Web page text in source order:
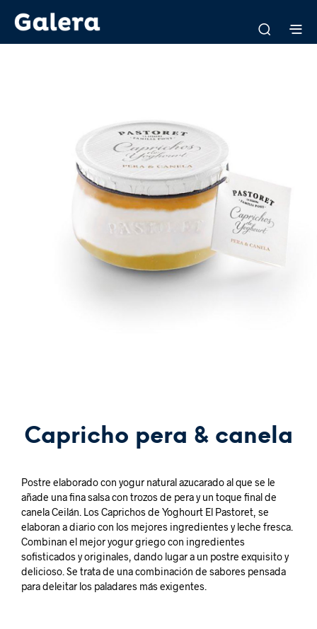
Capricho pera & canela
Postre elaborado con yogur natural azucarado al que se le
añade una fina salsa con trozos de pera y un toque final de
canela Ceilán. Los Caprichos de Yoghourt El Pastoret, se
elaboran a diario con los mejores ingredientes y leche fresca.
Combinan el mejor yogur griego con ingredientes
sofisticados y originales, dando lugar a un postre exquisito y
delicioso. Se trata de una combinación de sabores pensada
para deleitar los paladares más exigentes.